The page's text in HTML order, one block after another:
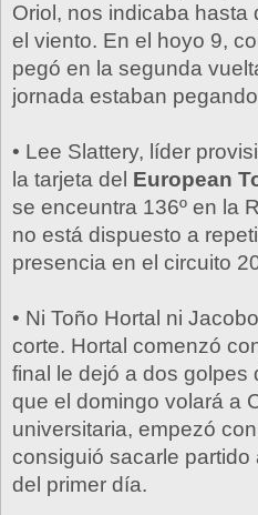
Oriol, nos indicaba
el viento. En el hoyo 9,
pegó en la segunda
jornada estaban
• Lee Slattery, líder
la tarjeta del European
se enceuntra 136º en la
no está dispuesto a
presencia en el circuito
• Ni Toño Hortal ni
corte. Hortal comenzó
final le dejó a dos golpes
que el domingo volará a
universitaria, empezó
consiguió sacarle
del primer día.